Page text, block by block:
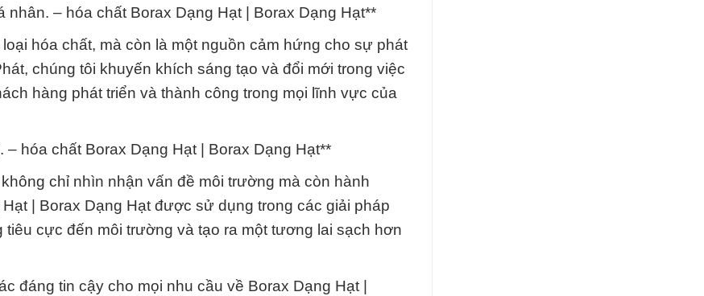
– hóa chất Borax Dạng Hạt | Borax Dạng Hạt**
hóa chất, mà còn là một nguồn cảm hứng cho sự phát
chúng tôi khuyến khích sáng tạo và đổi mới trong việc
hàng phát triển và thành công trong mọi lĩnh vực của
hóa chất Borax Dạng Hạt | Borax Dạng Hạt**
chỉ nhìn nhận vấn đề môi trường mà còn hành
| Borax Dạng Hạt được sử dụng trong các giải pháp
cực đến môi trường và tạo ra một tương lai sạch hơn
đáng tin cậy cho mọi nhu cầu về Borax Dạng Hạt |